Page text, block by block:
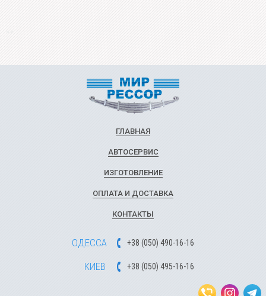
ГЛАВНАЯ
АВТОСЕРВИС
ИЗГОТОВЛЕНИЕ
ОПЛАТА И ДОСТАВКА
КОНТАКТЫ
ОДЕССА +38 (050) 490-16-16
КИЕВ +38 (050) 495-16-16